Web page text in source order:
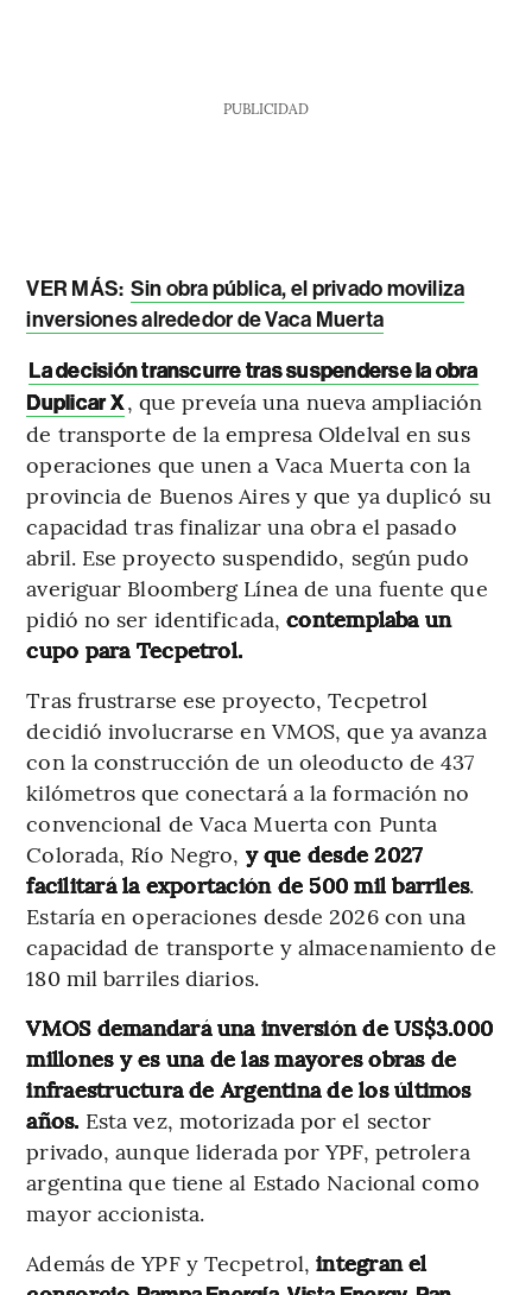
PUBLICIDAD
VER MÁS: Sin obra pública, el privado moviliza
inversiones alrededor de Vaca Muerta
La decisión transcurre tras suspenderse la obra
Duplicar X, que preveía una nueva ampliación
de transporte de la empresa Oldelval en sus
operaciones que unen a Vaca Muerta con la
provincia de Buenos Aires y que ya duplicó su
capacidad tras finalizar una obra el pasado
abril. Ese proyecto suspendido, según pudo
averiguar Bloomberg Línea de una fuente que
pidió no ser identificada,contemplaba un
cupo para Tecpetrol.
Tras frustrarse ese proyecto, Tecpetrol
decidió involucrarse en VMOS, que ya avanza
con la construcción de un oleoducto de 437
kilómetros que conectará a la formación no
convencional de Vaca Muerta con Punta
Colorada, Río Negro, y que desde 2027
facilitará la exportación de 500 mil barriles.
Estaría en operaciones desde 2026 con una
capacidad de transporte y almacenamiento de
180 mil barriles diarios.
VMOS demandará una inversión de US$3.000
millones y es una de las mayores obras de
infraestructura de Argentina de los últimos
años. Esta vez, motorizada por el sector
privado, aunque liderada por YPF, petrolera
argentina que tiene al Estado Nacional como
mayor accionista.
Además de YPF y Tecpetrol,integran el